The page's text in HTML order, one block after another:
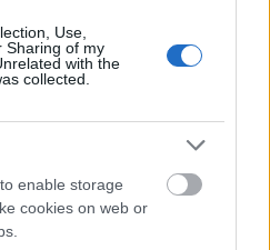
Use,
Sharing of my
with the
collected.
enable storage
cookies on web or